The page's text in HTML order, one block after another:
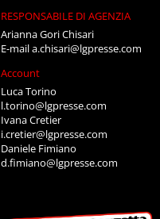
RESPONSABILE DI AGENZIA
Arianna Gori Chisari
E-maila.chisari@lgpresse.com
Account
Luca Torino
l.torino@lgpresse.com
Ivana Cretier
i.cretier@lgpresse.com
Daniele Fimiano
d.fimiano@lgpresse.com